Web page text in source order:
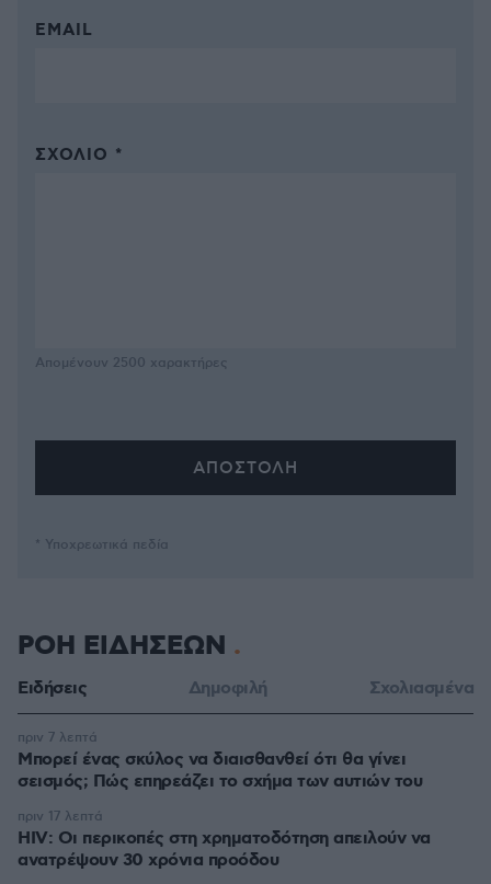
EMAIL
ΣΧΌΛΙΟ *
Απομένουν 2500 χαρακτήρες
* Υποχρεωτικά πεδία
ΡΟΗ ΕΙΔΗΣΕΩΝ
Ειδήσεις Δημοφιλή Σχολιασμένα
Μπορεί ένας σκύλος να διαισθανθεί ότι θα γίνει
σεισμός; Πώς επηρεάζει το σχήμα των αυτιών του
πριν 7 λεπτά
HIV: Οι περικοπές στη χρηματοδότηση απειλούν να
ανατρέψουν 30 χρόνια προόδου
πριν 17 λεπτά